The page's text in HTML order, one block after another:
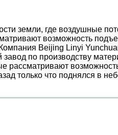
земли, где воздушные
возможность
Beijing Linyi
по производству
только что поднялся в